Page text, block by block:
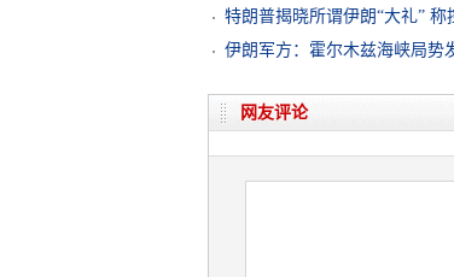
特朗普揭晓所谓伊朗“大礼” 称
伊朗军方：霍尔木兹海峡局势
网友评论